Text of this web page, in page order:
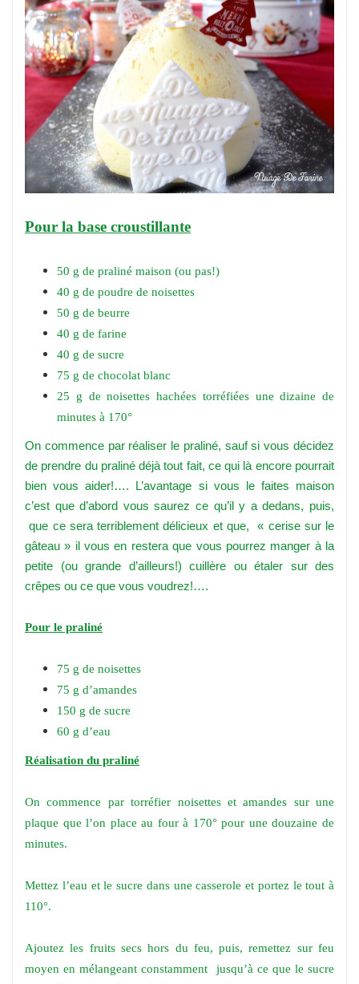
Pour la base croustillante
50 g de praliné maison (ou pas!)
40 g de poudre de noisettes
50 g de beurre
40 g de farine
40 g de sucre
75 g de chocolat blanc
25 g de noisettes hachées torréfiées une dizaine de
minutes à 170°
On commence par réaliser le praliné, sauf si vous décidez
de prendre du praliné déjà tout fait, ce qui là encore pourrait
bien vous aider!…. L’avantage si vous le faites maison
c’est que d’abord vous saurez ce qu’il y a dedans, puis,
que ce sera terriblement délicieux et que, « cerise sur le
gâteau » il vous en restera que vous pourrez manger à la
petite (ou grande d’ailleurs!) cuillère ou étaler sur des
crêpes ou ce que vous voudrez!….
Pour le praliné
75 g de noisettes
75 g d’amandes
150 g de sucre
60 g d’eau
Réalisation du praliné
On commence par torréfier noisettes et amandes sur une
plaque que l’on place au four à 170° pour une douzaine de
minutes.
Mettez l’eau et le sucre dans une casserole et portez le tout à
110°.
Ajoutez les fruits secs hors du feu, puis, remettez sur feu
moyen en mélangeant constamment jusqu’à ce que le sucre